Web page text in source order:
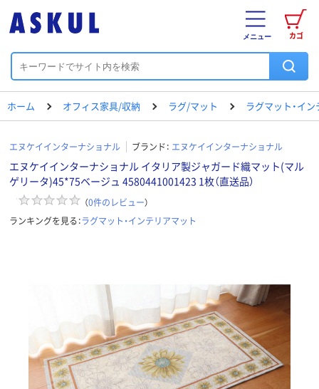
カゴ
メニュー
ホーム オフィス家具/収納 ラグ/マット ラグマット・イ
エヌケイインターナショナル ブランド： エヌケイインターナショナル
エヌケイインターナショナル イタリア製ジャガード織マット(マル
ゲリータ)45*75ベージュ 4580441001423 1枚（直送品）
（0件のレビュー）
ランキングを見る：ラグマット・インテリアマット